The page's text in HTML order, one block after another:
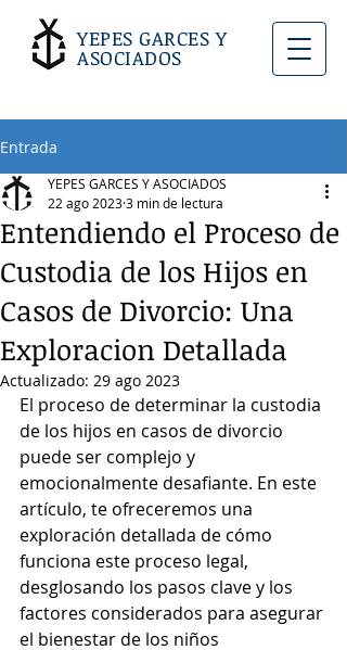
YEPES GARCES Y
ASOCIADOS
Entrada
Entendiendo el Proceso de
Custodia de los Hijos en
Casos de Divorcio: Una
Exploracion Detallada
YEPES GARCES Y ASOCIADOS
22 ago 20233 min de lectura
Actualizado: 29 ago 2023
El proceso de determinar la custodia
de los hijos en casos de divorcio
puede ser complejo y
emocionalmente desafiante. En este
artículo, te ofreceremos una
exploración detallada de cómo
funciona este proceso legal,
desglosando los pasos clave y los
factores considerados para asegurar
el bienestar de los niños